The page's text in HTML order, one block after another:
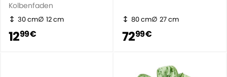
Kolbenfaden
30 cm 12 cm
1299 €
80 cm 27 cm
7299 €